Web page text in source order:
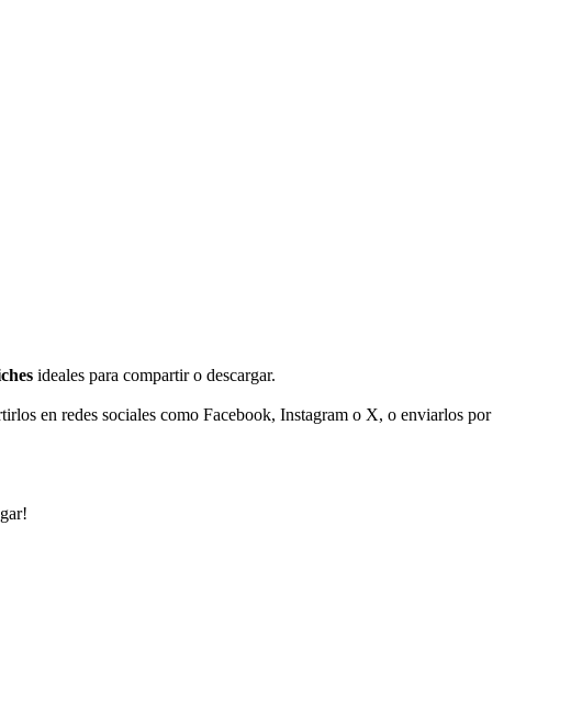
ideales para compartir o descargar.
en redes sociales como Facebook, Instagram o X, o enviarlos por